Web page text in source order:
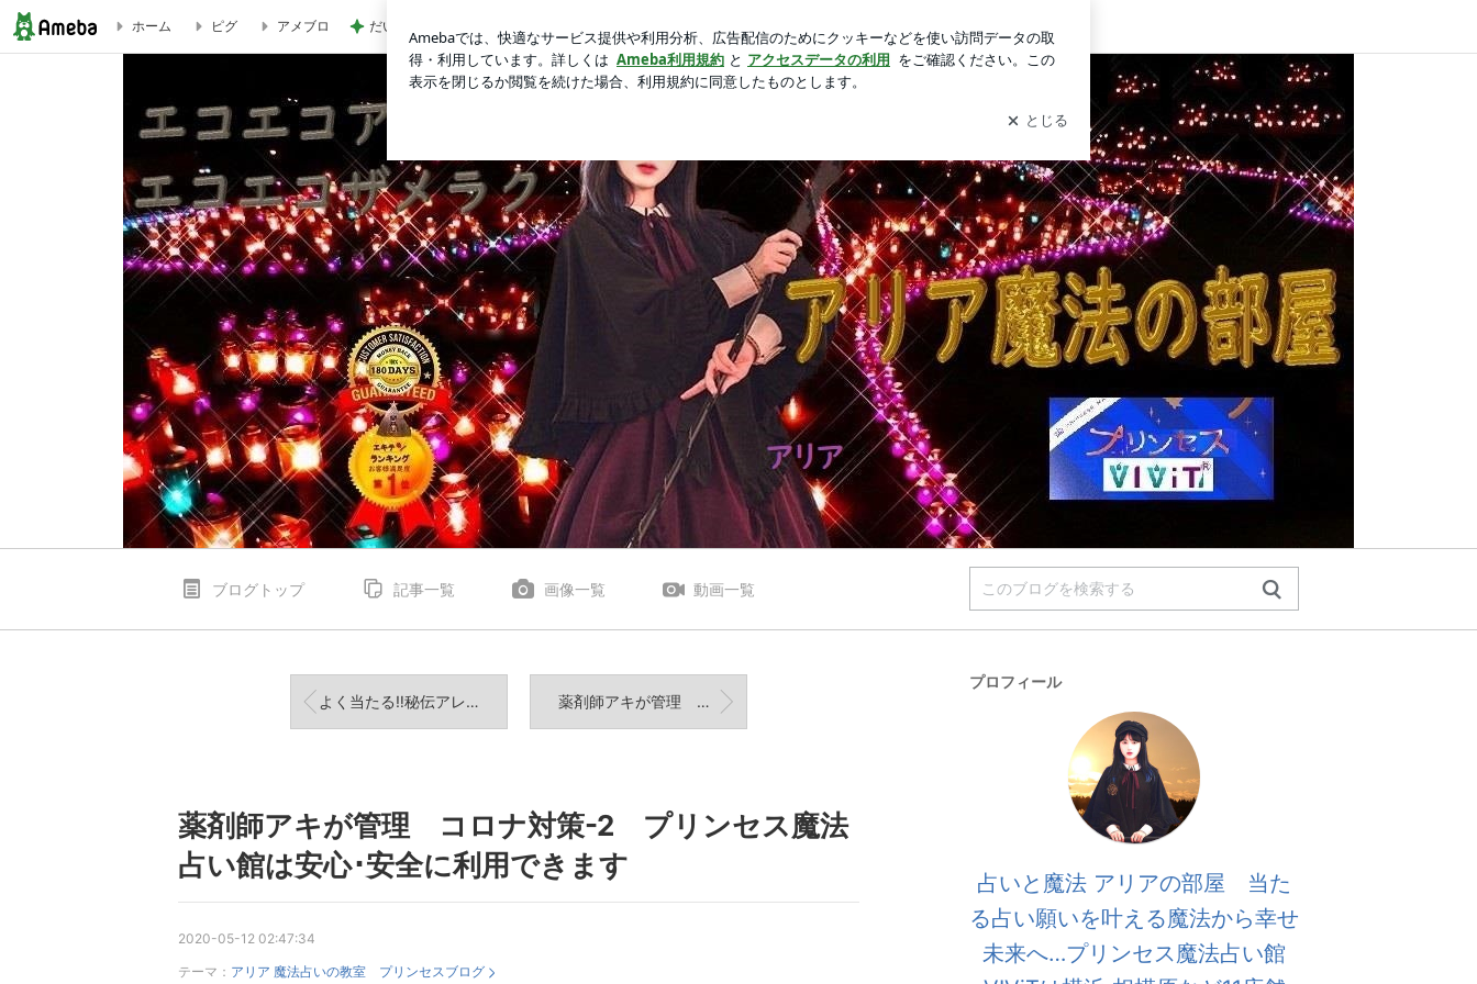
薬剤師アキが管理 コロナ対策-2 プリンセス魔法占い館は安心･安全に利用できます | 横浜魔法占い アリア魔法の部屋 不安や悩んだ時に読んで…
ホーム ピグ アメブロ だいた 息子がチッコイ表紙の雑誌 ログイン
ブログトップ 記事一覧 画像一覧 動画一覧
よく当たる‼秘伝アレクサンドリアの魔法タロット占いｰ1 プリンセス魔法占い館で人気No1 薬剤師アキが管理 コロナ対策-1 プリンセス魔法占い館は安心･安全に利用できます
薬剤師アキが管理 コロナ対策-2 プリンセス魔法
占い館は安心･安全に利用できます
2020-05-12 02:47:34
テーマ： アリア 魔法占いの教室 プリンセスブログ
プロフィール
占いと魔法 アリアの部屋 当た
る占い願いを叶える魔法から幸せ
未来へ…プリンセス魔法占い館